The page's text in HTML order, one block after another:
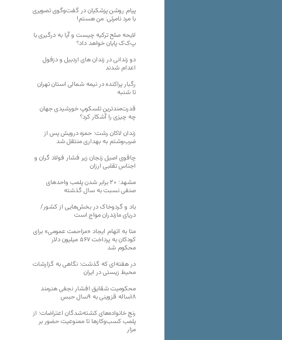
پیام روشن پزشکیان در گفت‌و‌گوی تصویری
با مرد نامرئی: من هستم!
لایحه صلح ترکیه چیست و آیا به درگیری با
پ‌ک‌ک پایان خواهد داد؟
دو زندانی در زندان های اردبیل و دزفول
اعدام شدند
رگبار پراکنده در نیمه شمالی استان تهران
تا شنبه
قدرت‌مندترین تلسکوپ خورشیدی جهان
چه چیزی را آشکار کرد؟
زندان لاکان رشت؛ حمزه درویش پس از
ضرب‌وشتم به بهداری منتقل شد
چاقوی اصیل زنجان زیر فشار فولاد گران و
اجناس تقلبی ارزان
مشهد؛ ۲۰ برابر شدن پلمب واحدهای
صنفی نسبت به سال گذشته
باد و گردوخاک در بخش‌هایی از کشور/
دریای مازندران مواج است
متا به اتهام ایجاد «مزاحمت عمومی» برای
کودکان به پرداخت ۵۶۷ میلیون دلار
محکوم شد
در هفته‌ای که گذشت؛ نگاهی به گزارشات
محیط زیستی در ایران
محکومیت شقایق افشار نجفی هنرمند
۱۸ساله قزوینی به ۹سال حبس
رنج خانواده‌های کشته‌شدگان اعتراضات؛ از
پلمب کسب‌وکارها تا ممنوعیت حضور بر
مزار